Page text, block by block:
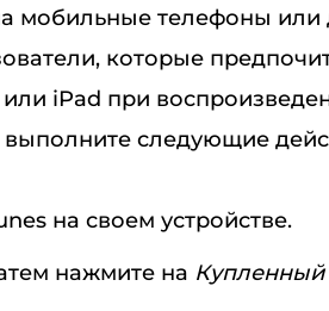
мобильные телефоны или
которые
iPad при
выполните следующие
на своем устройстве.
нажмите на Купленный